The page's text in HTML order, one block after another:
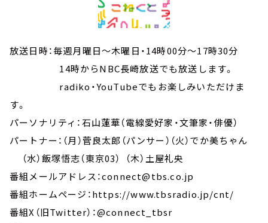
放送日時：毎週月曜日～木曜日・14時00分～17時30分
14時からNBC長崎放送でも放送します。
radiko・YouTubeでもお楽しみいただけま
す。
パーソナリティ：石山蓮華（電線愛好家・文筆家・俳優）
パートナー：（月）菅良太郎（パンサー）（火）でか美ちゃん
（水）飯塚悟志（東京03） （木）土屋礼央
番組メールアドレス：connect@tbs.co.jp
番組ホームページ：https://www.tbsradio.jp/cnt/
番組X（旧Twitter）：@connect_tbsr